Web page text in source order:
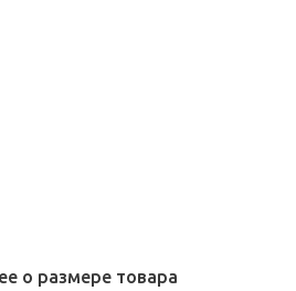
о размере товара